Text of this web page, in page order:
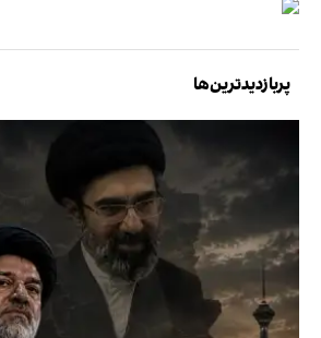
پربازدیدترین‌ها